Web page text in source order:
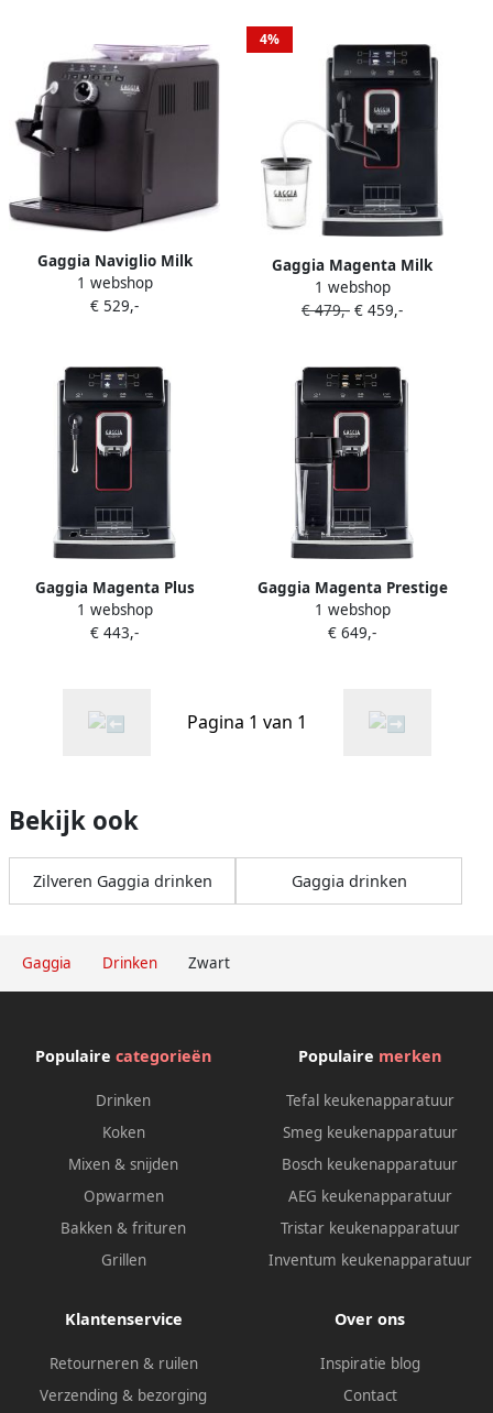
Gaggia Drinken Zwart
Gaggia Naviglio Milk
Volautomatische
koffiemachines
1 webshop
€ 529,-
4%
Gaggia Magenta Milk
Volautomatische
koffiemachine
1 webshop
€ 479,- € 459,-
Gaggia Magenta Plus
Volautomatische
koffiemachine 15bar 5
1 webshop
€ 443,-
Gaggia Magenta Prestige
Volautomatische
koffiemachine 12
1 webshop
€ 649,-
Pagina 1 van 1
Bekijk ook
Zilveren Gaggia drinken Gaggia drinken
Populaire categorieën
Drinken
Koken
Mixen & snijden
Opwarmen
Bakken & frituren
Grillen
Populaire merken
Tefal keukenapparatuur
Smeg keukenapparatuur
Bosch keukenapparatuur
AEG keukenapparatuur
Tristar keukenapparatuur
Inventum keukenapparatuur
Klantenservice
Retourneren & ruilen
Verzending & bezorging
Over ons
Inspiratie blog
Contact